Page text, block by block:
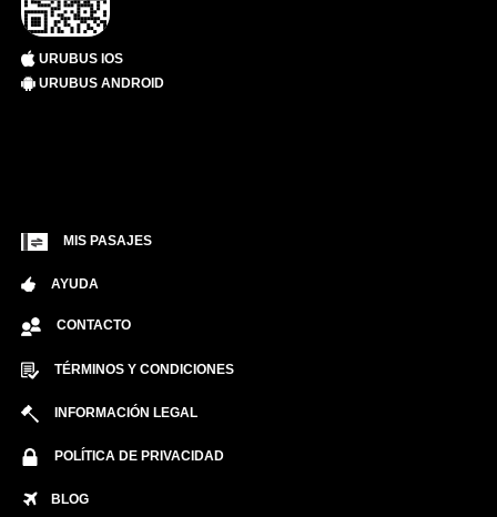
URUBUS IOS
URUBUS ANDROID
MIS PASAJES
AYUDA
CONTACTO
TÉRMINOS Y CONDICIONES
INFORMACIÓN LEGAL
POLÍTICA DE PRIVACIDAD
BLOG